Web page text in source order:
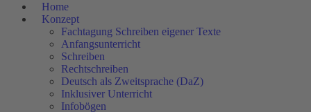
Home
Konzept
Fachtagung Schreiben eigener Texte
Anfangsunterricht
Schreiben
Rechtschreiben
Deutsch als Zweitsprache (DaZ)
Inklusiver Unterricht
Infobögen